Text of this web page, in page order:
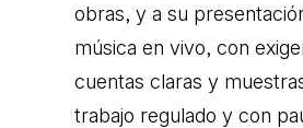
obras, y a su
música en vivo, con
cuentas claras y
trabajo regulado y con